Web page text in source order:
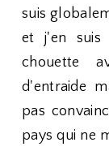
suis
et j'en suis
chouette
d'entraide
pas
pays qui ne